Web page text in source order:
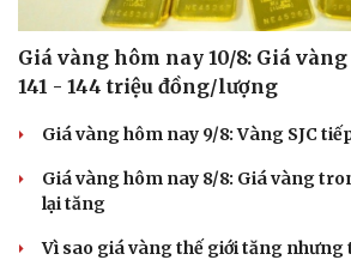
Giá vàng hôm nay 10/8: Giá
141 - 144 triệu đồng/lượng
Giá vàng hôm nay 9/8: Vàng SJC
Giá vàng hôm nay 8/8: Giá vàng
lại tăng
Vì sao giá vàng thế giới tăng nhưng